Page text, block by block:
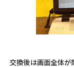
交換後は画面全体が